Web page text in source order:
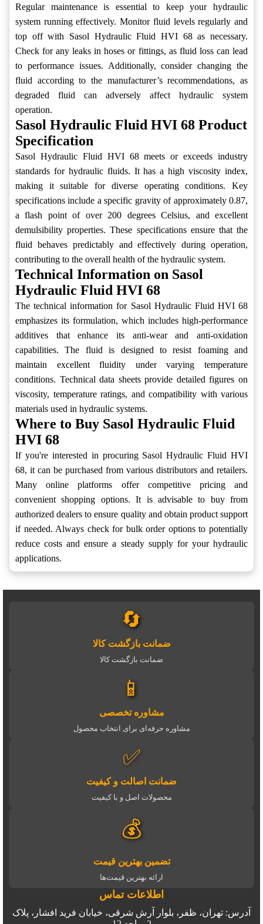
Regular maintenance is essential to keep your hydraulic
system running effectively. Monitor fluid levels regularly and
top off with Sasol Hydraulic Fluid HVI 68 as necessary.
Check for any leaks in hoses or fittings, as fluid loss can lead
to performance issues. Additionally, consider changing the
fluid according to the manufacturer’s recommendations, as
degraded fluid can adversely affect hydraulic system
operation.
Sasol Hydraulic Fluid HVI 68 Product
Specification
Sasol Hydraulic Fluid HVI 68 meets or exceeds industry
standards for hydraulic fluids. It has a high viscosity index,
making it suitable for diverse operating conditions. Key
specifications include a specific gravity of approximately 0.87,
a flash point of over 200 degrees Celsius, and excellent
demulsibility properties. These specifications ensure that the
fluid behaves predictably and effectively during operation,
contributing to the overall health of the hydraulic system.
Technical Information on Sasol
Hydraulic Fluid HVI 68
The technical information for Sasol Hydraulic Fluid HVI 68
emphasizes its formulation, which includes high-performance
additives that enhance its anti-wear and anti-oxidation
capabilities. The fluid is designed to resist foaming and
maintain excellent fluidity under varying temperature
conditions. Technical data sheets provide detailed figures on
viscosity, temperature ratings, and compatibility with various
materials used in hydraulic systems.
Where to Buy Sasol Hydraulic Fluid
HVI 68
If you're interested in procuring Sasol Hydraulic Fluid HVI
68, it can be purchased from various distributors and retailers.
Many online platforms offer competitive pricing and
convenient shopping options. It is advisable to buy from
authorized dealers to ensure quality and obtain product support
if needed. Always check for bulk order options to potentially
reduce costs and ensure a steady supply for your hydraulic
applications.
🔄
ضمانت بازگشت کالا
ضمانت بازگشت کالا
📱
مشاوره تخصصی
مشاوره حرفه‌ای برای انتخاب محصول
✅
ضمانت اصالت و کیفیت
محصولات اصل و با کیفیت
💰
تضمین بهترین قیمت
ارائه بهترین قیمت‌ها
اطلاعات تماس
آدرس: تهران، ظفر، بلوار آرش شرقی، خیابان فرید افشار، پلاک